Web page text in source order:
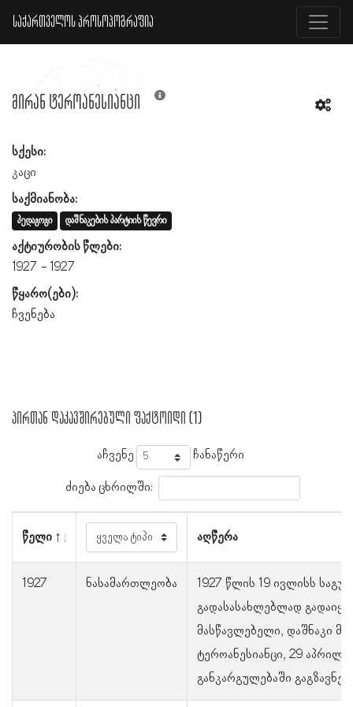
საქართველოს პროსოპოგრაფია
მირან ტეროანესიანცი
სქესი:
კაცი
საქმიანობა:
პედაგოგი დაშნაკების პარტიის წევრი
აქტიურობის წლები:
1927
1927
წყარო(ები):
ჩვენება
პირთან დაკავშირებული ფაქტოიდი (1)
აჩვენე ჩანაწერი
ძიება ცხრილში:
წელი აღწერა
1927 ნასამართლეობა
1927 წლის 19 ივლისს
გადასასახლებლად
მასწავლებელი, დაშნაკი
ტეროანესიანცი, 29 აპრილს
განკარგულებაში გაგზავნეს.